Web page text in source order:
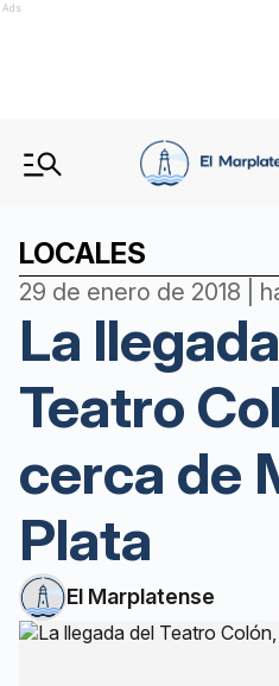
Ads
LOCALES
29 de enero de 2018 |
La
Teatro
cerca de
Plata
El Marplatense